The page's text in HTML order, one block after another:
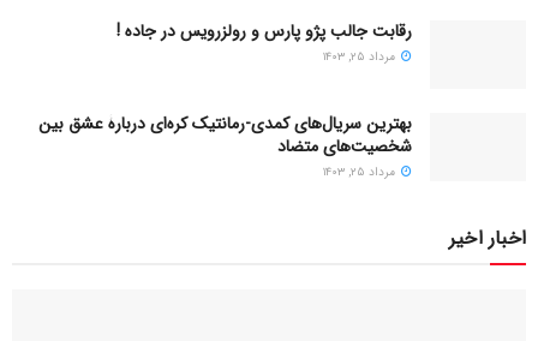
رقابت جالب پژو پارس و رولزرویس در جاده !
مرداد ۲۵, ۱۴۰۳
بهترین سریال‌های کمدی-رمانتیک کره‌ای دربارۀ عشق بین
شخصیت‌های متضاد
مرداد ۲۵, ۱۴۰۳
اخبار اخیر